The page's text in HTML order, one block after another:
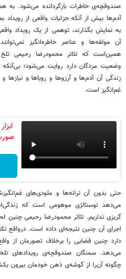
صندوقچه‌ی خاطرات بازگردانده می‌شود.
آدم‌ها بیش از آنکه جزئیات واقعی از رویداد
به نمایش بگذارند، توهمی از یک رویداد
آن مولفه‌ها و عناصر خاطره‌انگیز
همین‌است که تئاتر محمودرضا رحیمی
وضعیت مردگان دارد روایت می‌شود؛
زندگی آن آدم‌ها و آرزوها و رویاها و
غم‌انگیز است.
حتی بدون آن ترانه‌ها و ملودی‌های
می‌دهد نوستالژی موهومی است که
گریزی نداریم. تئاتر محمودرضا رحیمی
اجرای آن چنین نتیجه‌ای داده است. درواقع
دارد چنین فضایی را برخلاف تصورمان از
می‌دهد. سمنگان صندوقچه‌ی رویدادهای
چگونه آن‌را از گوشه‌ی ذهن خودمان بیرون